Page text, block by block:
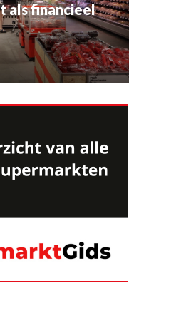
als financieel